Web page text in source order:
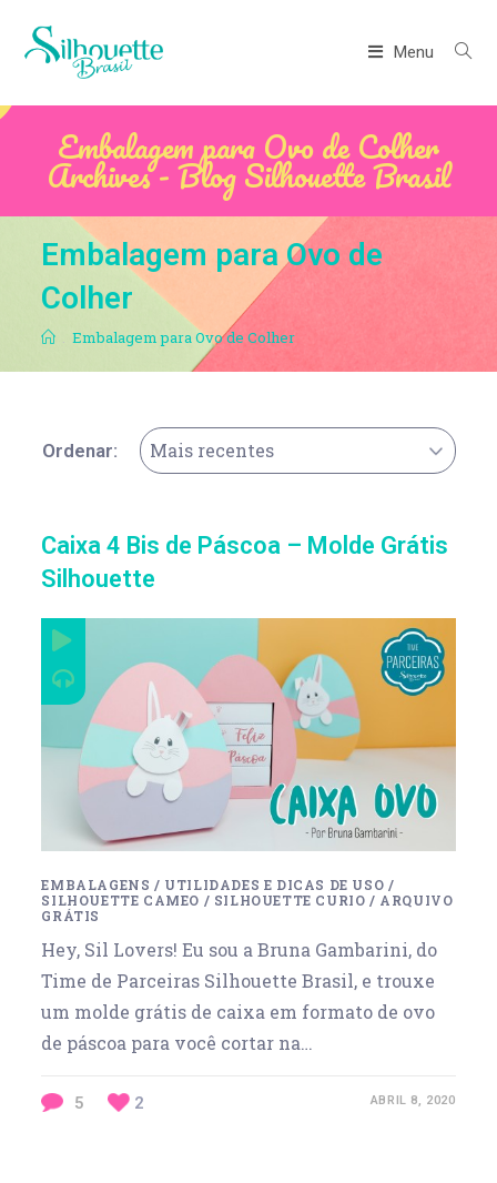
Menu
Embalagem para Ovo de Colher
Archives - Blog Silhouette Brasil
Embalagem para Ovo de
Colher
. Embalagem para Ovo de Colher
Ordenar: Mais recentes
Caixa 4 Bis de Páscoa – Molde Grátis
Silhouette
EMBALAGENS / UTILIDADES E DICAS DE USO /
SILHOUETTE CAMEO / SILHOUETTE CURIO / ARQUIVO
GRÁTIS
Hey, Sil Lovers! Eu sou a Bruna Gambarini, do
Time de Parceiras Silhouette Brasil, e trouxe
um molde grátis de caixa em formato de ovo
de páscoa para você cortar na…
5 2 ABRIL 8, 2020